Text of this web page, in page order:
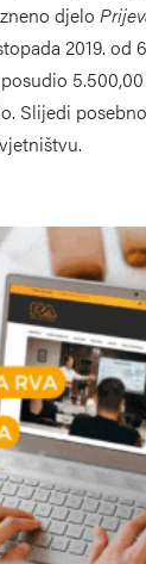
djelo
2019. od
Slijedi